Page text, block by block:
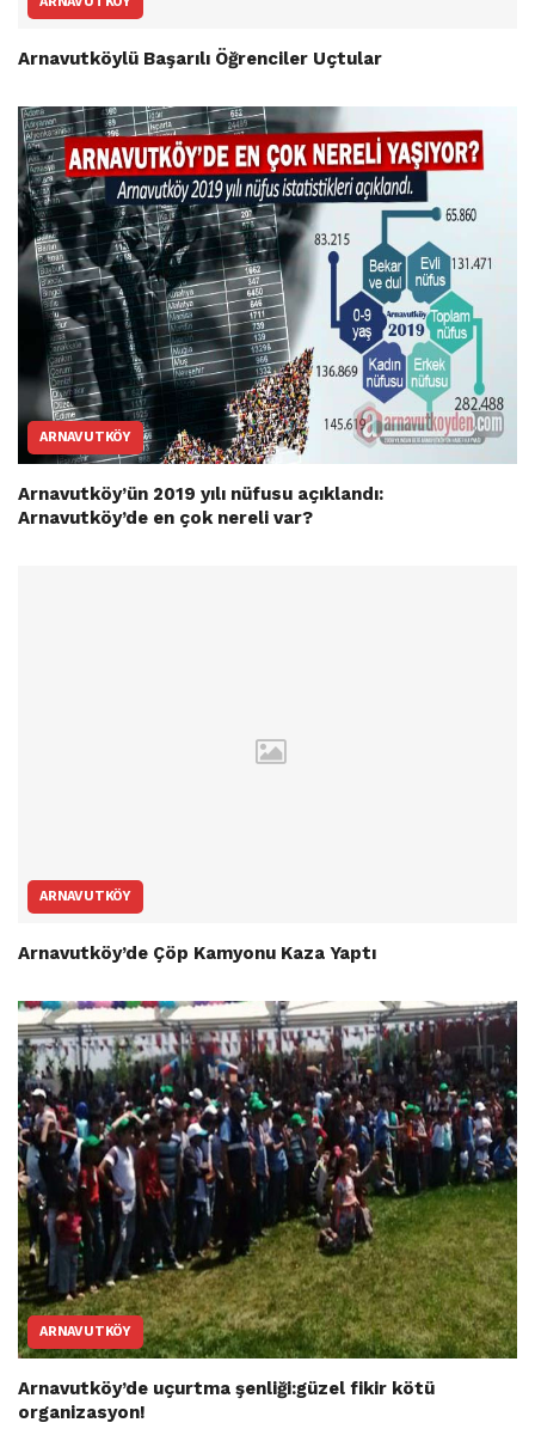
Arnavutköylü Başarılı Öğrenciler Uçtular
ARNAVUTKÖY
Arnavutköy’ün 2019 yılı nüfusu açıklandı:
Arnavutköy’de en çok nereli var?
ARNAVUTKÖY
Arnavutköy’de Çöp Kamyonu Kaza Yaptı
ARNAVUTKÖY
Arnavutköy’de uçurtma şenliği:güzel fikir kötü
organizasyon!